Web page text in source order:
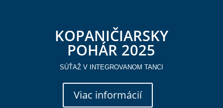
KOPANIČIARSKY
POHÁR 2025
SÚŤAŽ V INTEGROVANOM TANCI
Viac informácií